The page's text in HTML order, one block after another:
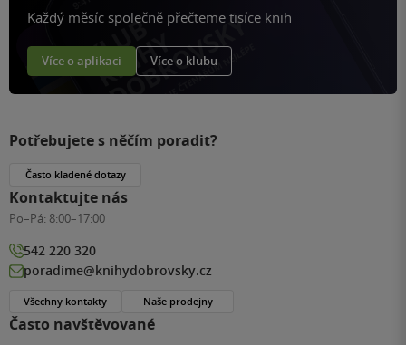
Každý měsíc společně přečteme tisíce knih
Více o aplikaci Více o klubu
Často navštěvované
Potřebujete s něčím poradit?
Často kladené dotazy
Kontaktujte nás
Po–Pá: 8:00–17:00
542 220 320
poradime@knihydobrovsky.cz
Všechny kontakty Naše prodejny